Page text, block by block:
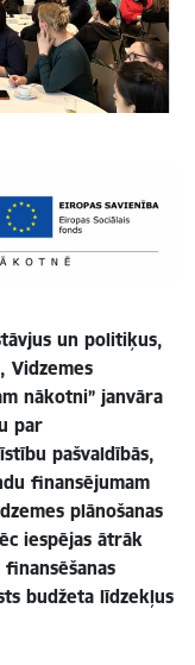
un politiķus,
Vidzemes
nākotni” janvāra
par
pašvaldībās,
finansējumam
plānošanas
iespējas ātrāk
budžeta līdzekļus